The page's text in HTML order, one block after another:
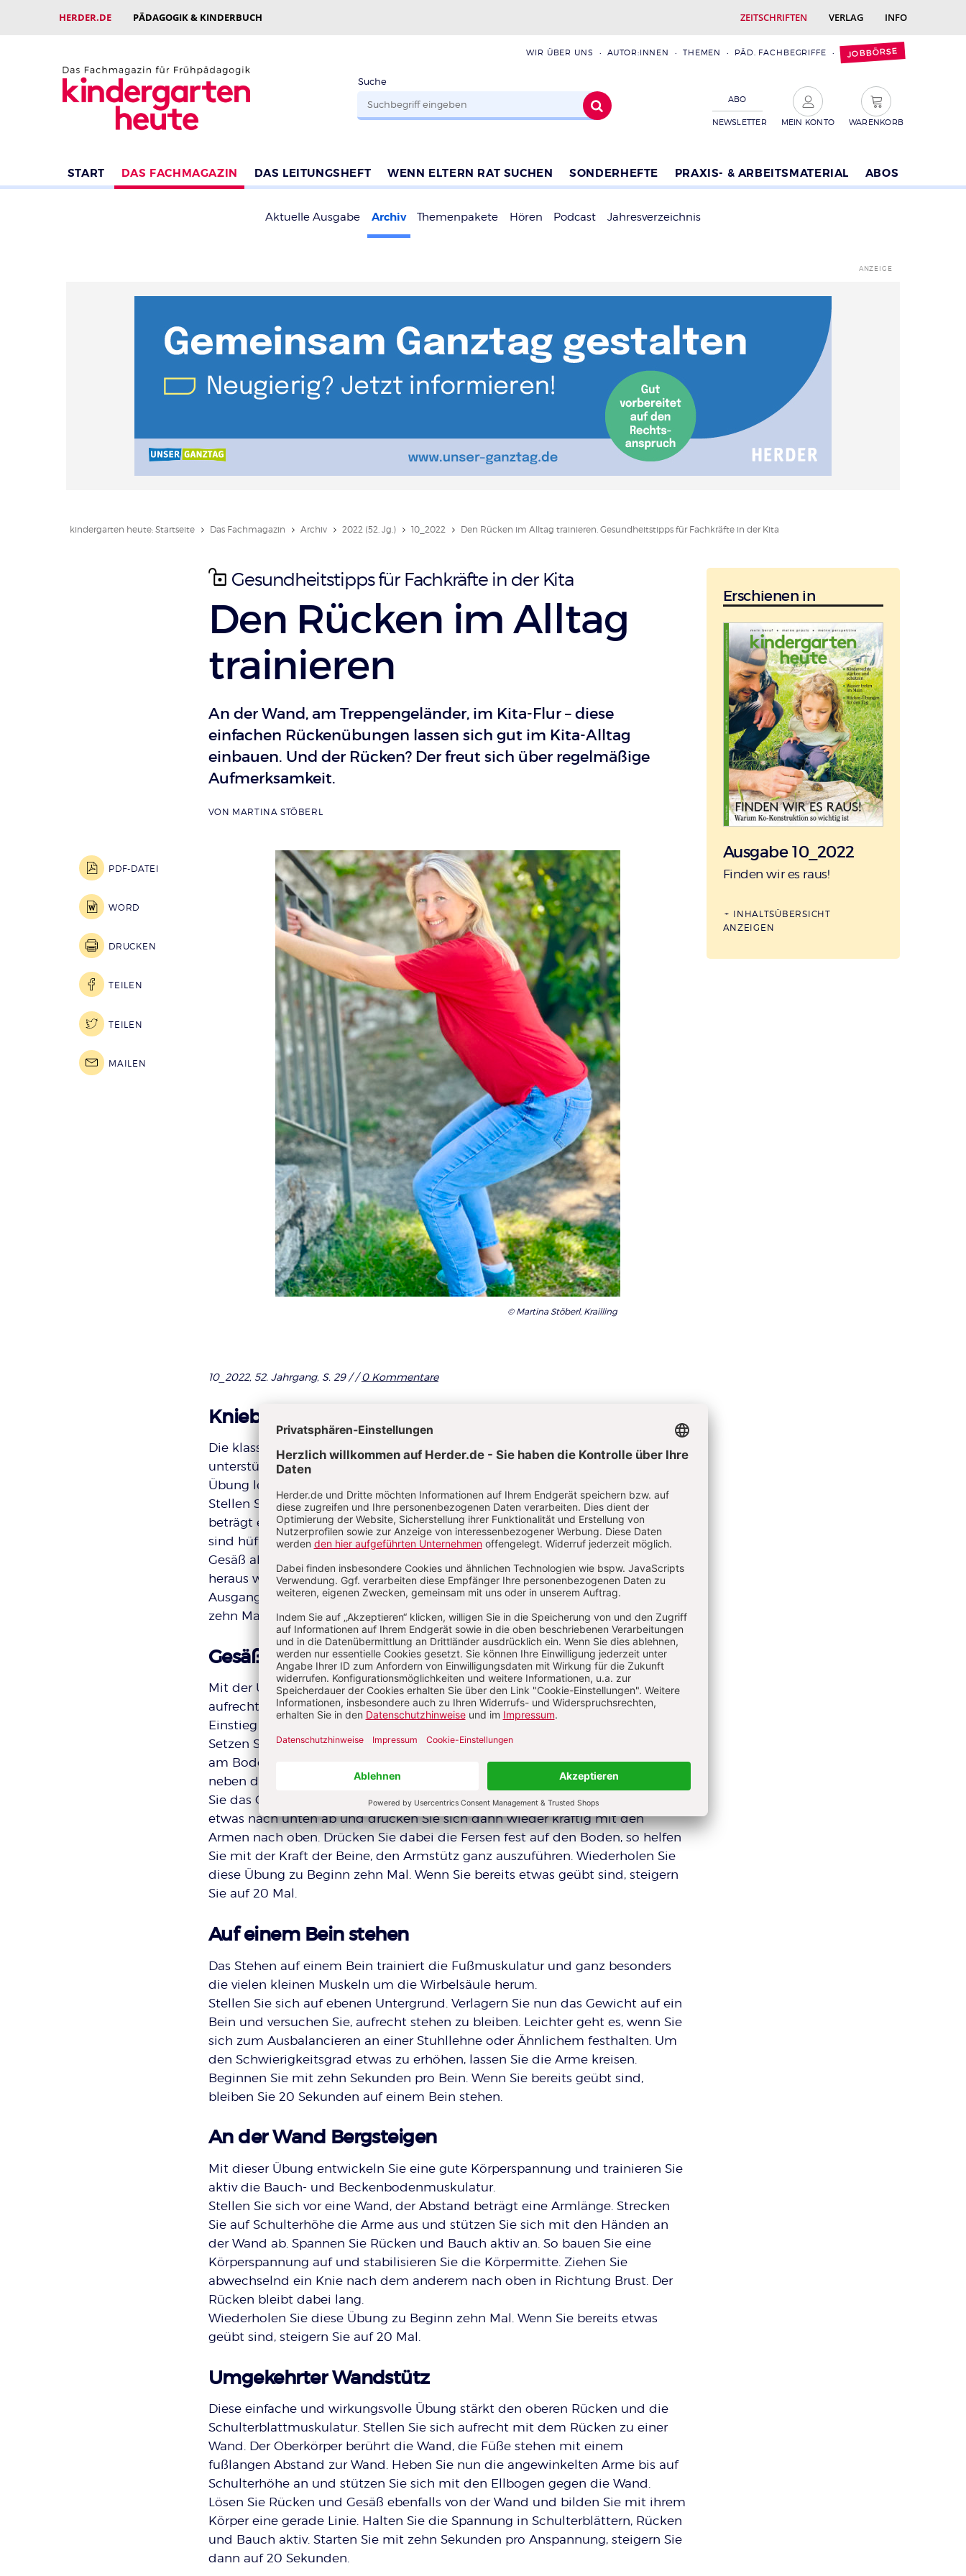
HERDER.DE PÄDAGOGIK & KINDERBUCH ZEITSCHRIFTEN VERLAG INFO
WIR ÜBER UNS AUTOR:INNEN THEMEN PÄD. FACHBEGRIFFE JOBBÖRSE
Suche
ABO
NEWSLETTER MEIN KONTO WARENKORB
START DAS FACHMAGAZIN DAS LEITUNGSHEFT WENN ELTERN RAT SUCHEN SONDERHEFTE PRAXIS- & ARBEITSMATERIAL ABOS
Aktuelle Ausgabe Archiv Themenpakete Hören Podcast Jahresverzeichnis
kindergarten heute: Startseite Das Fachmagazin Archiv 2022 (52. Jg.) 10_2022 Den Rücken im Alltag trainieren. Gesundheitstipps für Fachkräfte in der Kita
Gesundheitstipps für Fachkräfte in der Kita
:
Den Rücken im Alltag
trainieren
An der Wand, am Treppengeländer, im Kita-Flur – diese
einfachen Rückenübungen lassen sich gut im Kita-Alltag
einbauen. Und der Rücken? Der freut sich über regelmäßige
Aufmerksamkeit.
VON MARTINA STÖBERL
© Martina Stöberl, Krailling
10_2022, 52. Jahrgang, S. 29 //0 Kommentare
Kniebeuge mit Unterstützung
Die klassische Kniebeuge trainiert besonders die Hüftmuskulatur und
unterstützt so den Rücken. Wenn Sie mit den Armen mithelfen, fällt diese
Übung leichter.
Stellen Sie sich aufrecht in die Nähe eines Treppengeländers, der Abstand
beträgt eine halbe Armlänge. Die Füße stehen parallel zueinander, die Beine
sind hüftbreit geöffnet. Halten Sie sich am Geländer fest und senken Sie das
Gesäß ab, – so als wollten Sie sich hinsetzen. Drücken Sie sich aus der Hüfte
heraus wieder kräftig nach oben. Ziehen Sie die Arme mit, bis Sie wieder die
Ausgangsposition erreicht haben. Wiederholen Sie diese Übung zu Beginn
zehn Mal. Wenn Sie bereits etwas geübt sind, steigern Sie auf 20 Mal.
Gesäß nach oben
Mit der Übung „Armstütz“ trainieren Sie Brustmuskulatur, Schultern, eine
aufrechte Haltung und kräftigen Sie Ihre Oberarme. Für einen leichten
Einstieg unterstützen die Beine.
Setzen Sie sich aufrecht auf einen Stuhl oder eine Bank. Die Füße stehen stabil
am Boden. Rutschen Sie auf die Vorderkante der Sitzfläche. Die Hände setzen
neben der Hüfte auf. Stemmen Sie sich mit den Armen kräftig ab und heben
Sie das Gesäß von der Sitzfläche. Senken Sie nunvorder Sitzfläche das Gesäß
etwas nach unten ab und drücken Sie sich dann wieder kräftig mit den
Armen nach oben. Drücken Sie dabei die Fersen fest auf den Boden, so helfen
Sie mit der Kraft der Beine, den Armstütz ganz auszuführen. Wiederholen Sie
diese Übung zu Beginn zehn Mal. Wenn Sie bereits etwas geübt sind, steigern
Sie auf 20 Mal.
Auf einem Bein stehen
Das Stehen auf einem Bein trainiert die Fußmuskulatur und ganz besonders
die vielen kleinen Muskeln um die Wirbelsäule herum.
Stellen Sie sich auf ebenen Untergrund. Verlagern Sie nun das Gewicht auf ein
Bein und versuchen Sie, aufrecht stehen zu bleiben. Leichter geht es, wenn Sie
sich zum Ausbalancieren an einer Stuhllehne oder Ähnlichem festhalten. Um
den Schwierigkeitsgrad etwas zu erhöhen, lassen Sie die Arme kreisen.
Beginnen Sie mit zehn Sekunden pro Bein. Wenn Sie bereits geübt sind,
bleiben Sie 20 Sekunden auf einem Bein stehen.
An der Wand Bergsteigen
Mit dieser Übung entwickeln Sie eine gute Körperspannung und trainieren Sie
aktiv die Bauch- und Beckenbodenmuskulatur.
Stellen Sie sich vor eine Wand, der Abstand beträgt eine Armlänge. Strecken
Sie auf Schulterhöhe die Arme aus und stützen Sie sich mit den Händen an
der Wand ab. Spannen Sie Rücken und Bauch aktiv an. So bauen Sie eine
Körperspannung auf und stabilisieren Sie die Körpermitte. Ziehen Sie
abwechselnd ein Knie nach dem anderem nach oben in Richtung Brust. Der
Rücken bleibt dabei lang.
Wiederholen Sie diese Übung zu Beginn zehn Mal. Wenn Sie bereits etwas
geübt sind, steigern Sie auf 20 Mal.
Umgekehrter Wandstütz
Diese einfache und wirkungsvolle Übung stärkt den oberen Rücken und die
Schulterblattmuskulatur. Stellen Sie sich aufrecht mit dem Rücken zu einer
Wand. Der Oberkörper berührt die Wand, die Füße stehen mit einem
fußlangen Abstand zur Wand. Heben Sie nun die angewinkelten Arme bis auf
Schulterhöhe an und stützen Sie sich mit den Ellbogen gegen die Wand.
Lösen Sie Rücken und Gesäß ebenfalls von der Wand und bilden Sie mit ihrem
Körper eine gerade Linie. Halten Sie die Spannung in Schulterblättern, Rücken
und Bauch aktiv. Starten Sie mit zehn Sekunden pro Anspannung, steigern Sie
dann auf 20 Sekunden.
PDF-DATEI
WORD
DRUCKEN
TEILEN
TEILEN
MAILEN
Erschienen in
Ausgabe 10_2022
:
Finden wir es raus!
INHALTSÜBERSICHT
ANZEIGEN